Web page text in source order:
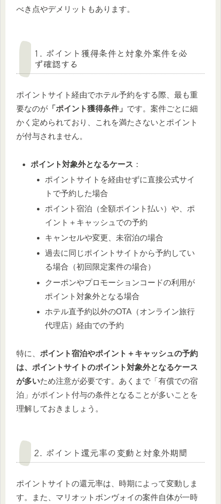
べき点やデメリットもあります。
1. ポイント獲得条件と対象外案件を必
ず確認する
ポイントサイト経由でホテル予約をする際、最も重
要なのが 「ポイント獲得条件」 です。案件ごとに細
かく定められており、これを満たさないとポイント
が付与されません。
ポイント対象外となるケース ：
ポイントサイトを経由せずに直接公式サイ
トで予約した場合
ポイント宿泊（全額ポイント払い）や、ポ
イント＋キャッシュでの予約
キャンセルや変更、未宿泊の場合
過去に同じポイントサイトから予約してい
る場合（初回限定案件の場合）
クーポンやプロモーションコードの利用が
ポイント対象外となる場合
ホテル直予約以外のOTA（オンライン旅行
代理店）経由での予約
特に、 ポイント宿泊やポイント＋キャッシュの予約
は、ポイントサイトのポイント対象外となるケース
が多いため注意が必要です。あくまで「有償での宿
泊」がポイント付与の条件となることが多いことを
理解しておきましょう。
2. ポイント還元率の変動と対象外期間
ポイントサイトの還元率は、時期によって変動しま
す。また、マリオットボンヴォイの案件自体が一時